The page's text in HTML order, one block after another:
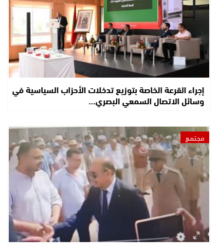
إجراء القرعة الخاصة بتوزيع تدخلات الأحزاب السياسية في
وسائل الاتصال السمعي البصري…
مجتمع